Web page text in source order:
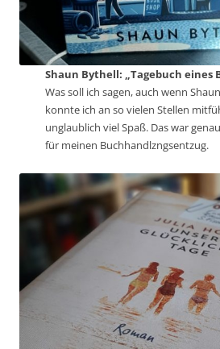
Shaun Bythell: „Tagebuch eines
Was soll ich sagen, auch wenn
konnte ich an so vielen Stellen
unglaublich viel Spaß. Das war
für meinen Buchhandlzngsentzug.